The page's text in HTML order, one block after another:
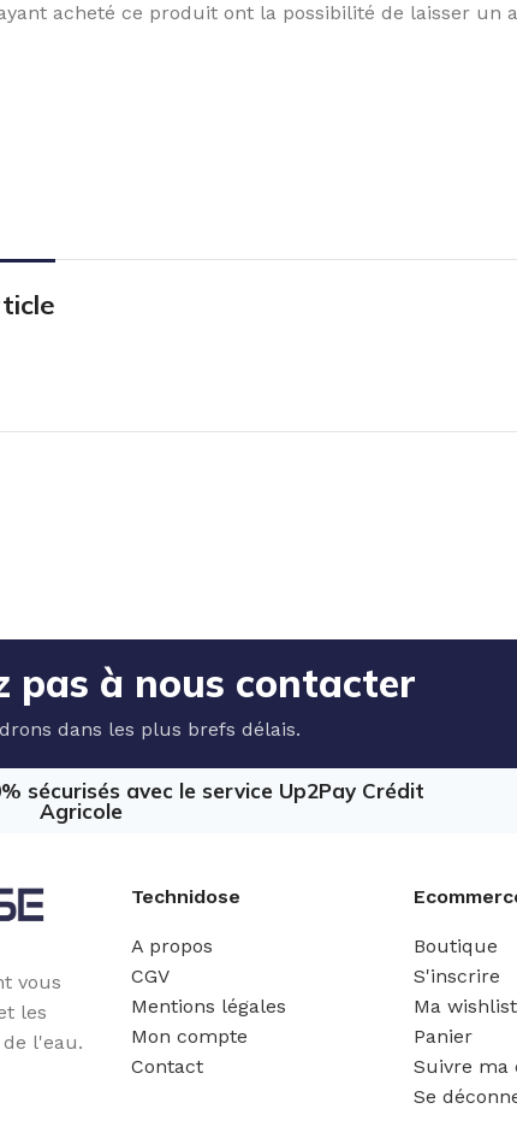
acheté ce produit ont la possibilité de laisser un
pas à nous contacter
dans les plus brefs délais.
sécurisés avec le service Up2Pay Crédit
Agricole
vous
les
l'eau.
Technidose
A propos
CGV
Mentions légales
Mon compte
Contact
Boutique
S'inscrire
Ma wishlist
Panier
Suivre ma
Se